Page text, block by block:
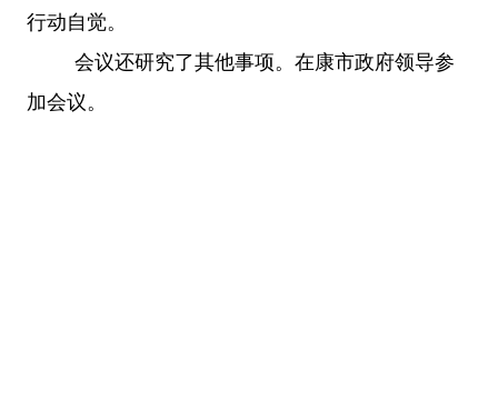
行动自觉。
会议还研究了其他事项。在康市政府领导参
加会议。